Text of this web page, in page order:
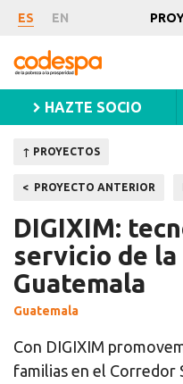
Proyecto
ES EN
CODESPA
HAZTE SOCIO
↑ PROYECTOS
de
entradas
PROYECTO ANTERIOR
DIGIXIM:
servicio de
Guatemala
Guatemala
Con DIGIXIM
familias en el Corredor